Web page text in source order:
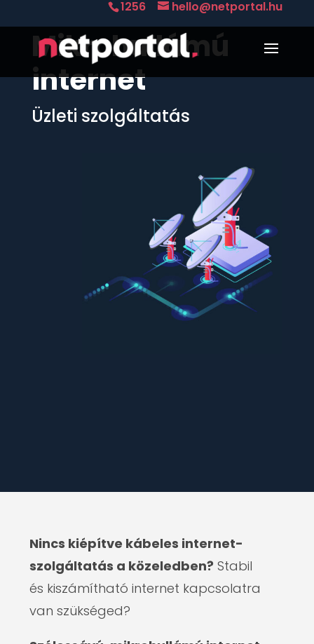
1256 hello@netportal.hu
Mikrohullámú
internet
Üzleti szolgáltatás
Nincs kiépítve kábeles internet-
szolgáltatás a közeledben? Stabil
és kiszámítható internet kapcsolatra
van szükséged?